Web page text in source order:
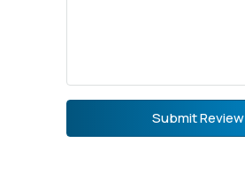
Submit Review